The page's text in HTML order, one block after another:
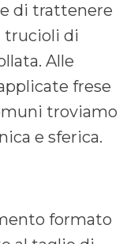
di trattenere
trucioli di
Alle
frese
troviamo
e sferica.
formato